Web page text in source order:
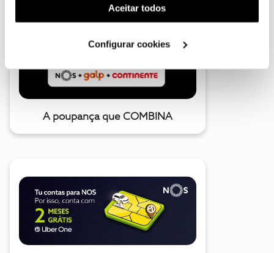
(cookies de publicidade personalizada). Pode gerir a
utilização dos cookies clicando em "Configurar
Aceitar todos
Configurar cookies
A poupança que COMBINA